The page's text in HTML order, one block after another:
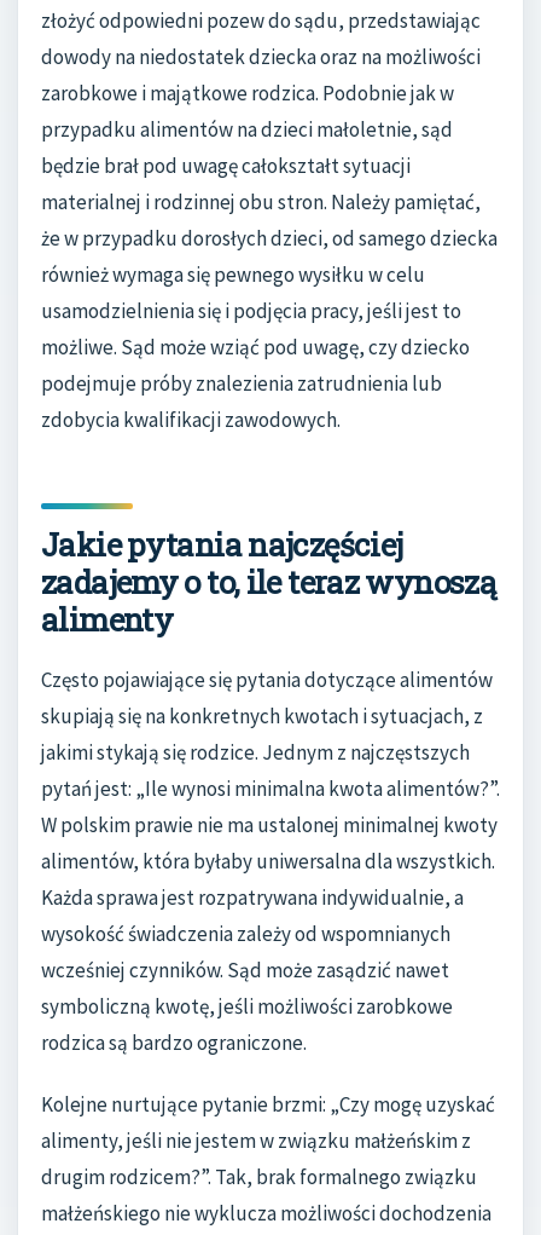
złożyć odpowiedni pozew do sądu, przedstawiając
dowody na niedostatek dziecka oraz na możliwości
zarobkowe i majątkowe rodzica. Podobnie jak w
przypadku alimentów na dzieci małoletnie, sąd
będzie brał pod uwagę całokształt sytuacji
materialnej i rodzinnej obu stron. Należy pamiętać,
że w przypadku dorosłych dzieci, od samego dziecka
również wymaga się pewnego wysiłku w celu
usamodzielnienia się i podjęcia pracy, jeśli jest to
możliwe. Sąd może wziąć pod uwagę, czy dziecko
podejmuje próby znalezienia zatrudnienia lub
zdobycia kwalifikacji zawodowych.
Jakie pytania najczęściej
zadajemy o to, ile teraz wynoszą
alimenty
Często pojawiające się pytania dotyczące alimentów
skupiają się na konkretnych kwotach i sytuacjach, z
jakimi stykają się rodzice. Jednym z najczęstszych
pytań jest: „Ile wynosi minimalna kwota alimentów?”.
W polskim prawie nie ma ustalonej minimalnej kwoty
alimentów, która byłaby uniwersalna dla wszystkich.
Każda sprawa jest rozpatrywana indywidualnie, a
wysokość świadczenia zależy od wspomnianych
wcześniej czynników. Sąd może zasądzić nawet
symboliczną kwotę, jeśli możliwości zarobkowe
rodzica są bardzo ograniczone.
Kolejne nurtujące pytanie brzmi: „Czy mogę uzyskać
alimenty, jeśli nie jestem w związku małżeńskim z
drugim rodzicem?”. Tak, brak formalnego związku
małżeńskiego nie wyklucza możliwości dochodzenia